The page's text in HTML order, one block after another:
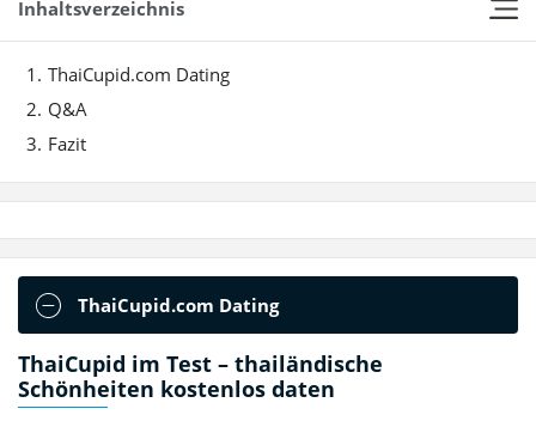
Inhaltsverzeichnis
ThaiCupid.com Dating
Q&A
Fazit
ThaiCupid.com Dating
ThaiCupid im Test – thailändische
Schönheiten kostenlos daten